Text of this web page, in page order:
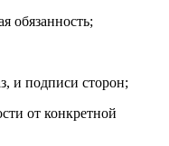
обязанность;
и подписи сторон;
от конкретной